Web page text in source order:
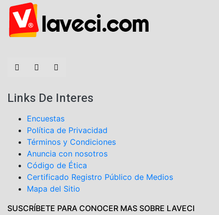
Links De Interes
Encuestas
Política de Privacidad
Términos y Condiciones
Anuncia con nosotros
Código de Ética
Certificado Registro Público de Medios
Mapa del Sitio
SUSCRÍBETE PARA CONOCER MAS SOBRE LAVECI